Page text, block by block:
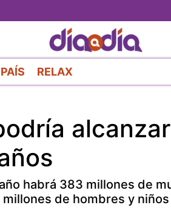
al
contenido
principal
RELAX
habrá 383 millones de
de hombres y